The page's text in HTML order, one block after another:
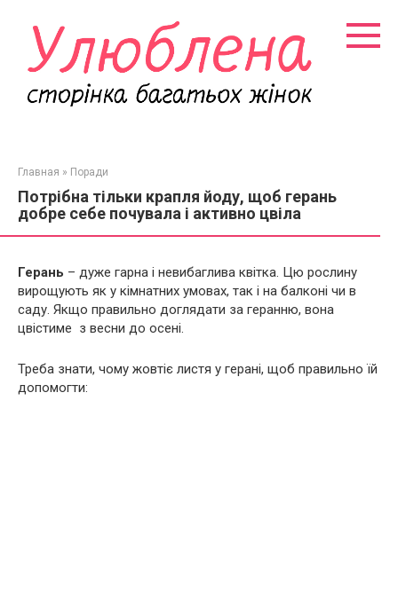
контенту
Главная » Поради
Потрібна тільки крапля йоду, щоб герань
добре себе почувала і активно цвіла
Герань – дуже гарна і невибаглива квітка. Цю рослину
вирощують як у кімнатних умовах, так і на балконі чи в
саду. Якщо правильно доглядати за геранню, вона
цвістиме з весни до осені.
Треба знати, чому жовтіє листя у герані, щоб правильно їй
допомогти: